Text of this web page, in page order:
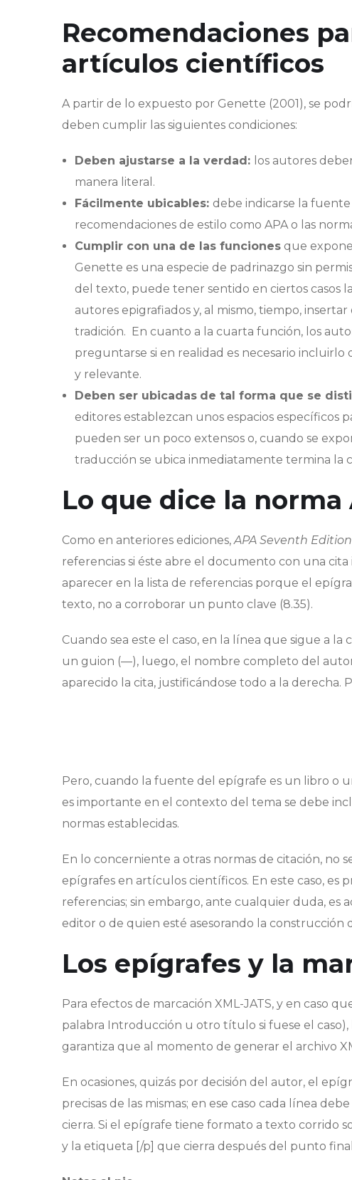
Recomendaciones
artículos científicos
A partir de lo expuesto por Genette (2001), se
deben cumplir las siguientes condiciones:
Deben ajustarse a la verdad: los autores
manera literal.
Fácilmente ubicables: debe indicarse la
recomendaciones de estilo como APA o las
Cumplir con una de las funciones que
Genette es una especie de padrinazgo sin
del texto, puede tener sentido en ciertos casos
autores epigrafiados y, al mismo, tiempo,
tradición. En cuanto a la cuarta función, los
preguntarse si en realidad es necesario
y relevante.
Deben ser ubicadas de tal forma que se
editores establezcan unos espacios
pueden ser un poco extensos o, cuando se
traducción se ubica inmediatamente termina la
Lo que dice la norma
Como en anteriores ediciones, APA Seventh Edition
referencias si éste abre el documento con una
aparecer en la lista de referencias porque el
texto, no a corroborar un punto clave (8.35).
Cuando sea este el caso, en la línea que sigue a
un guion (—), luego, el nombre completo del
aparecido la cita, justificándose todo a la derecha.
Pero, cuando la fuente del epígrafe es un libro o
es importante en el contexto del tema se debe
normas establecidas.
En lo concerniente a otras normas de citación, no
epígrafes en artículos científicos. En este caso,
referencias; sin embargo, ante cualquier duda, es
editor o de quien esté asesorando la construcción
Los epígrafes y la
Para efectos de marcación XML-JATS, y en caso
palabra Introducción u otro título si fuese el
garantiza que al momento de generar el archivo
En ocasiones, quizás por decisión del autor, el
precisas de las mismas; en ese caso cada línea
cierra. Si el epígrafe tiene formato a texto corrido
y la etiqueta [/p] que cierra después del punto